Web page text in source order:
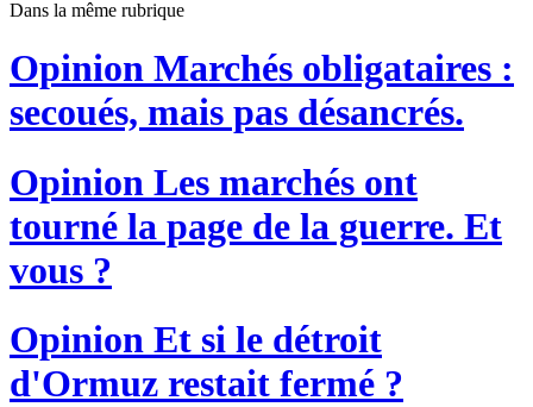
Dans la même rubrique
Opinion Marchés obligataires :
secoués, mais pas désancrés.
Opinion Les marchés ont
tourné la page de la guerre. Et
vous ?
Opinion Et si le détroit
d'Ormuz restait fermé ?